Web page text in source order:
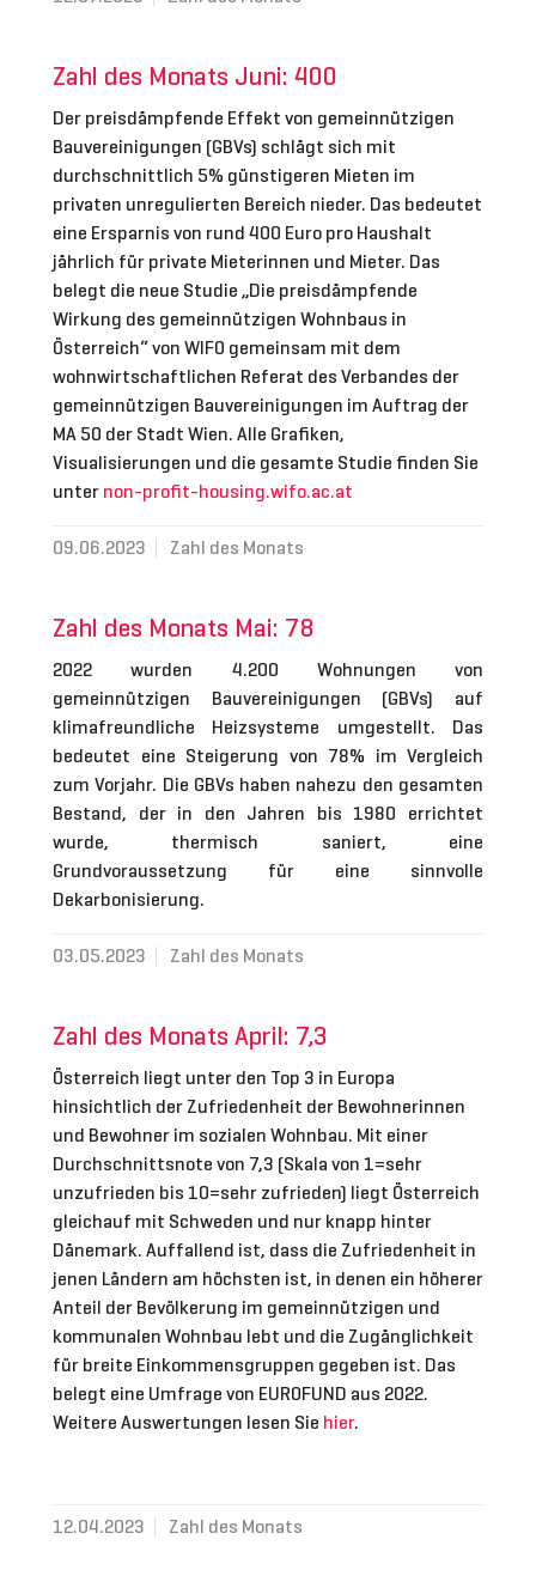
Zahl des Monats Juni: 400
Der preisdämpfende Effekt von gemeinnützigen
Bauvereinigungen (GBVs) schlägt sich mit
durchschnittlich 5% günstigeren Mieten im
privaten unregulierten Bereich nieder. Das bedeutet
eine Ersparnis von rund 400 Euro pro Haushalt
jährlich für private Mieterinnen und Mieter. Das
belegt die neue Studie „Die preisdämpfende
Wirkung des gemeinnützigen Wohnbaus in
Österreich“ von WIFO gemeinsam mit dem
wohnwirtschaftlichen Referat des Verbandes der
gemeinnützigen Bauvereinigungen im Auftrag der
MA 50 der Stadt Wien. Alle Grafiken,
Visualisierungen und die gesamte Studie finden Sie
unternon-profit-housing.wifo.ac.at
09.06.2023 Zahl des Monats
Zahl des Monats Mai: 78
2022 wurden 4.200 Wohnungen von
gemeinnützigen Bauvereinigungen (GBVs) auf
klimafreundliche Heizsysteme umgestellt. Das
bedeutet eine Steigerung von 78% im Vergleich
zum Vorjahr. Die GBVs haben nahezu den gesamten
Bestand, der in den Jahren bis 1980 errichtet
wurde, thermisch saniert, eine
Grundvoraussetzung für eine sinnvolle
Dekarbonisierung.
03.05.2023 Zahl des Monats
Zahl des Monats April: 7,3
Österreich liegt unter den Top 3 in Europa
hinsichtlich der Zufriedenheit der Bewohnerinnen
und Bewohner im sozialen Wohnbau. Mit einer
Durchschnittsnote von 7,3 (Skala von 1=sehr
unzufrieden bis 10=sehr zufrieden) liegt Österreich
gleichauf mit Schweden und nur knapp hinter
Dänemark. Auffallend ist, dass die Zufriedenheit in
jenen Ländern am höchsten ist, in denen ein höherer
Anteil der Bevölkerung im gemeinnützigen und
kommunalen Wohnbau lebt und die Zugänglichkeit
für breite Einkommensgruppen gegeben ist. Das
belegt eine Umfrage von EUROFUND aus 2022.
Weitere Auswertungen lesen Sie hier.
12.04.2023 Zahl des Monats